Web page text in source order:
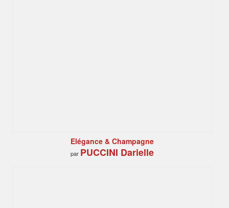
Elégance & Champagne
par PUCCINI Darielle